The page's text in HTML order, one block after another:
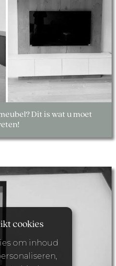
Dit is wat u moet
cookies
om inhoud